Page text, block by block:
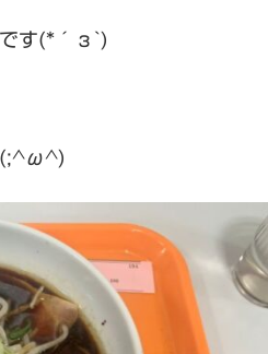
です(*´з`)
(;^ω^)